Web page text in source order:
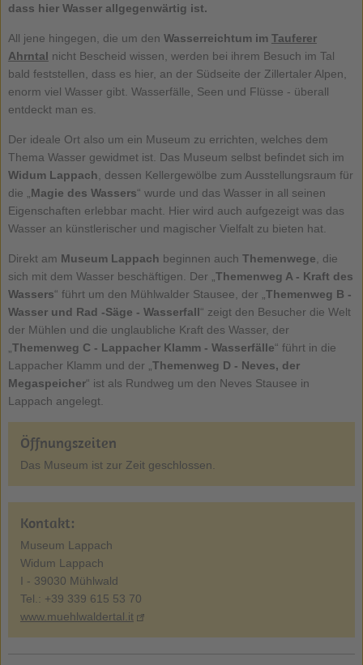
dass hier Wasser allgegenwärtig ist.
All jene hingegen, die um den Wasserreichtum im Tauferer
Ahrntal nicht Bescheid wissen, werden bei ihrem Besuch im Tal
bald feststellen, dass es hier, an der Südseite der Zillertaler Alpen,
enorm viel Wasser gibt. Wasserfälle, Seen und Flüsse - überall
entdeckt man es.
Der ideale Ort also um ein Museum zu errichten, welches dem
Thema Wasser gewidmet ist. Das Museum selbst befindet sich im
Widum Lappach , dessen Kellergewölbe zum Ausstellungsraum für
die „ Magie des Wassers“ wurde und das Wasser in all seinen
Eigenschaften erlebbar macht. Hier wird auch aufgezeigt was das
Wasser an künstlerischer und magischer Vielfalt zu bieten hat.
Direkt am Museum Lappach beginnen auch Themenwege , die
sich mit dem Wasser beschäftigen. Der „ Themenweg A - Kraft des
Wassers“ führt um den Mühlwalder Stausee, der „ Themenweg B -
Wasser und Rad -Säge - Wasserfall“ zeigt den Besucher die Welt
der Mühlen und die unglaubliche Kraft des Wasser, der
Themenweg C - Lappacher Klamm - Wasserfälle“ führt in die
Lappacher Klamm und der „ Themenweg D - Neves, der
Megaspeicher“ ist als Rundweg um den Neves Stausee in
Lappach angelegt.
Öffnungszeiten
Das Museum ist zur Zeit geschlossen.
Kontakt:
Museum Lappach
Widum Lappach
I - 39030 Mühlwald
Tel.: +39 339 615 53 70
www.muehlwaldertal.it